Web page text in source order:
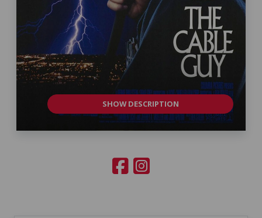
SHOW DESCRIPTION